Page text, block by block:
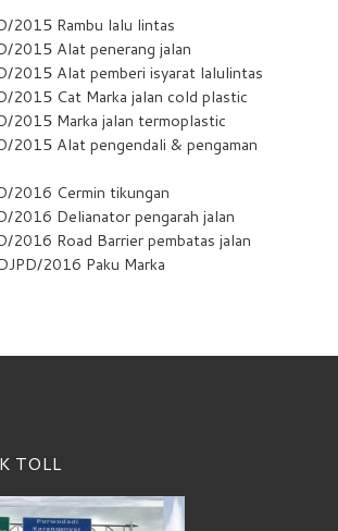
2015 Rambu lalu lintas
2015 Alat penerang jalan
2015 Alat pemberi isyarat lalulintas
2015 Cat Marka jalan cold plastic
2015 Marka jalan termoplastic
2015 Alat pengendali & pengaman
2016 Cermin tikungan
2016 Delianator pengarah jalan
2016 Road Barrier pembatas jalan
2016 Paku Marka
TOLL